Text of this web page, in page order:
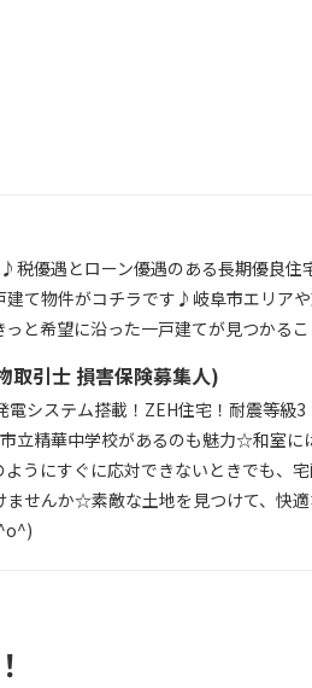
税優遇とローン優遇のある長期優良
て物件がコチラです♪岐阜市エリア
と希望に沿った一戸建てが見つかる
取引士 損害保険募集人)
システム搭載！ZEH住宅！耐震等級
立精華中学校があるのも魅力☆和室に
うにすぐに応対できないときでも、
せんか☆素敵な土地を見つけて、快